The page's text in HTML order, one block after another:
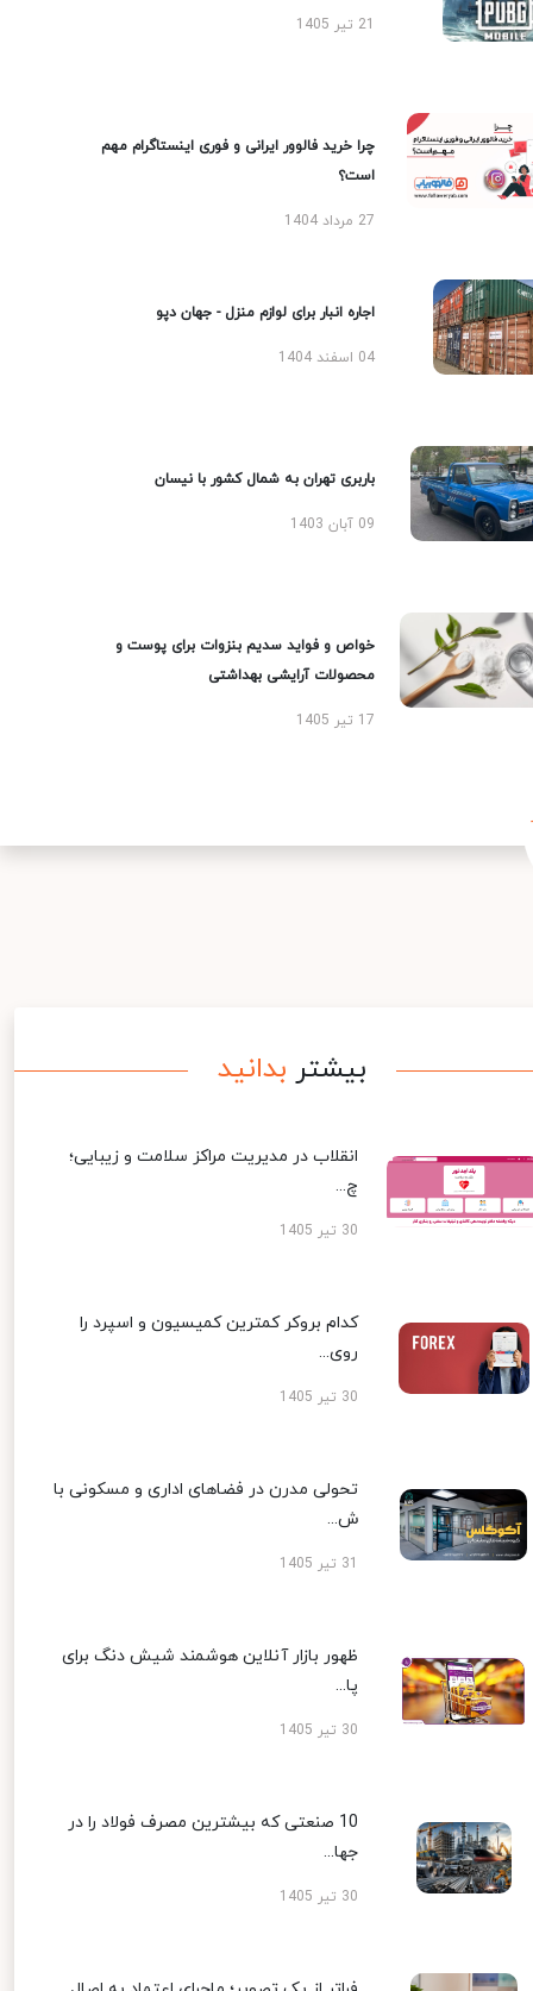
چرا خرید فالوور ایرانی و فوری اینستاگرام مهم
است؟
27 مرداد 1404
اجاره انبار برای لوازم منزل - جهان دپو
04 اسفند 1404
باربری تهران به شمال کشور با نیسان
09 آبان 1403
خواص و فواید سدیم بنزوات برای پوست و
محصولات آرایشی بهداشتی
17 تیر 1405
بیشتر بدانید
انقلاب در مدیریت مراکز سلامت و زیبایی؛
چ...
30 تیر 1405
کدام بروکر کمترین کمیسیون و اسپرد را
روی...
30 تیر 1405
تحولی مدرن در فضاهای اداری و مسکونی با
ش...
ظهور بازار آنلاین هوشمند شیش دنگ برای
پا...
30 تیر 1405
10 صنعتی که بیشترین مصرف فولاد را در
جها...
30 تیر 1405